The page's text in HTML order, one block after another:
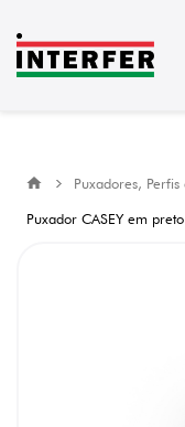
Puxadores,
Puxador CASEY em